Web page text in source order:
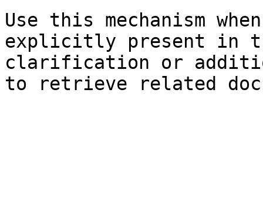
Use this mechanism
explicitly present in
clarification or